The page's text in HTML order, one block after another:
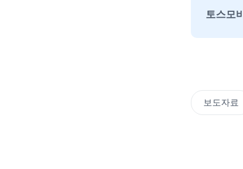
토스모
보도자료